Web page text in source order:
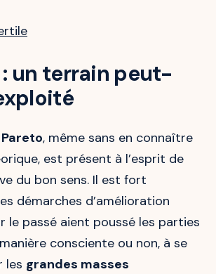
: un terrain peut-
Pareto, même sans en connaître
est présent à l’esprit de
du bon sens. Il est fort
démarches d’amélioration
le passé aient poussé les parties
consciente ou non, à se
les grandes masses